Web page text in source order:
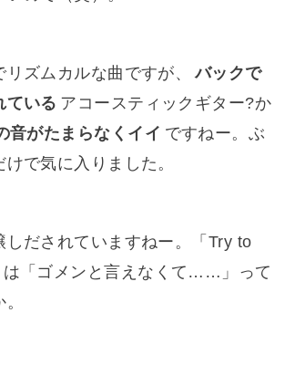
ズムカルな曲ですが、
バックで
ている アコースティックギター?か
音がたまらなくイイ ですねー。ぶ
で気に入りました。
しだされていますねー。「Try to
「ゴメンと言えなくて……」って